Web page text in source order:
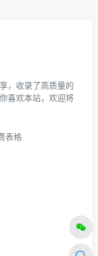
，收录了高质量的
喜欢本站，欢迎将
表格